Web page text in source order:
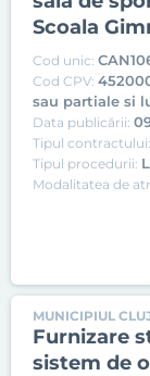
Scoala
Cod unic:
Cod CPV:
sau partiale si
Data publicării:
Tipul contractului:
Tipul procedurii:
Modalitatea de
MUNICIPIUL
Furnizare
sistem de